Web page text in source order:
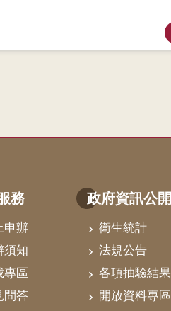
務
申辦
須知
專區
問答
政府資訊公開
衛生統計
法規公告
各項抽驗結果
開放資料專區